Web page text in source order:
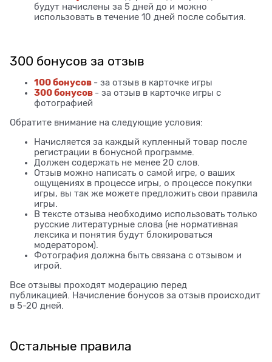
будут начислены за 5 дней до и можно
использовать в течение 10 дней после события.
300 бонусов за отзыв
100 бонусов - за отзыв в карточке игры
300 бонусов - за отзыв в карточке игры с
фотографией
Обратите внимание на следующие условия:
Начисляется за каждый купленный товар после
регистрации в бонусной программе.
Должен содержать не менее 20 слов.
Отзыв можно написать о самой игре, о ваших
ощущениях в процессе игры, о процессе покупки
игры, вы так же можете предложить свои правила
игры.
В тексте отзыва необходимо использовать только
русские литературные слова (не нормативная
лексика и понятия будут блокироваться
модератором).
Фотография должна быть связана с отзывом и
игрой.
Все отзывы проходят модерацию перед
публикацией. Начисление бонусов за отзыв происходит
в 5-20 дней.
Остальные правила